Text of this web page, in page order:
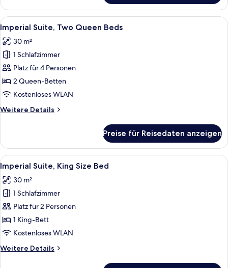
Zimmer,
1 King-
Bett
Alle
Fotos
für
Imperial
Suite,
Two
Queen
anzeigen
Ein Schlafzimmer mit
2
Imperial Suite, Two Queen Beds
30 m²
1 Schlafzimmer
Platz für 4 Personen
2 Queen-Betten
Kostenloses WLAN
Weitere Details
Weitere
Suite,
Two
Queen
Beds
Preise für Reisedaten anzeigen
Alle
Fotos
für
Imperial
Suite,
King
Size
anzeigen
Ein traditionell eingerichtetes
4
Imperial Suite, King Size Bed
30 m²
1 Schlafzimmer
Platz für 2 Personen
1 King-Bett
Kostenloses WLAN
Weitere Details
Weitere